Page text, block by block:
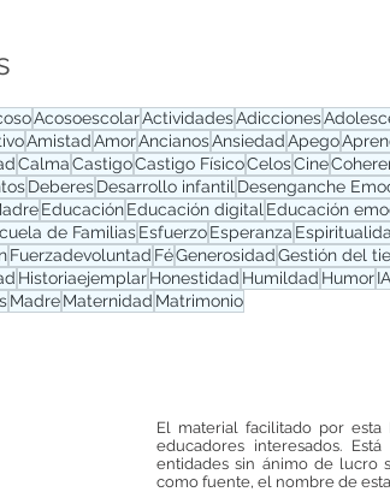
AcosoescolarActividadesAdicciones
AmistadAmorAncianosAnsiedadApego
CalmaCastigoCastigo FísicoCelosCine
DeberesDesarrollo infantil Desenganche
EducaciónEducación digital Educación
de FamiliasEsfuerzoEsperanza
Fuerzadevoluntad FéGenerosidadGestión del
HistoriaejemplarHonestidad Humildad HumorIA
MadreMaternidad Matrimonio
El material facilitado por
educadores interesados.
entidades sin ánimo de lucro
como fuente, el nombre de